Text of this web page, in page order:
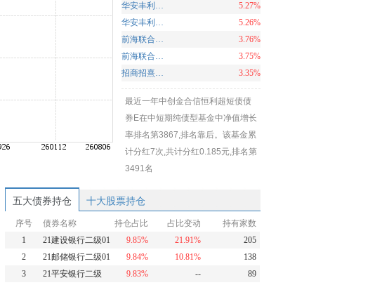
华安丰利18个月定开债C
5.27%
华安丰利18个月定开债A
5.26%
前海联合泳祺纯债C
3.76%
前海联合泳祺纯债A
3.75%
招商招熹纯债A
3.35%
最近一年中创金合信恒利超短债债
券E在中短期纯债型基金中净值增长
率排名第3867,排名靠后。该基金累
计分红7次,共计分红0.185元,排名第
3491名
五大债券持仓 十大股票持仓
序号 债券名称 持仓占比 占比变动
持有家数
1
21建设银行二级01 9.85% 21.91%
205
2
21邮储银行二级01 9.84% 10.81%
138
3
21平安银行二级 9.83% --
89